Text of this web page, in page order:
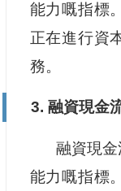
能力嘅指標
正在進行資
務。
3. 融資現金
融資現
能力嘅指標